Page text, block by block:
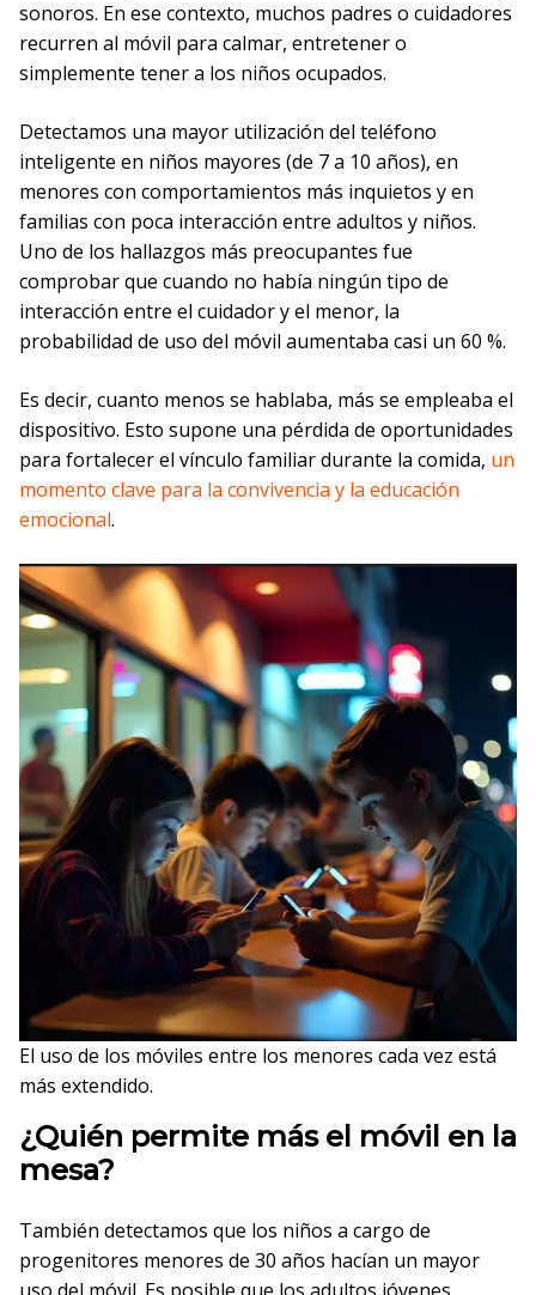
sonoros. En ese contexto, muchos padres o cuidadores
recurren al móvil para calmar, entretener o
simplemente tener a los niños ocupados.
Detectamos una mayor utilización del teléfono
inteligente en niños mayores (de 7 a 10 años), en
menores con comportamientos más inquietos y en
familias con poca interacción entre adultos y niños.
Uno de los hallazgos más preocupantes fue
comprobar que cuando no había ningún tipo de
interacción entre el cuidador y el menor, la
probabilidad de uso del móvil aumentaba casi un 60 %.
Es decir, cuanto menos se hablaba, más se empleaba el
dispositivo. Esto supone una pérdida de oportunidades
para fortalecer el vínculo familiar durante la comida, un
momento clave para la convivencia y la educación
emocional.
El uso de los móviles entre los menores cada vez está
más extendido.
¿Quién permite más el móvil en la
mesa?
También detectamos que los niños a cargo de
progenitores menores de 30 años hacían un mayor